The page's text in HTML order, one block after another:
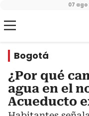
07 ago
Bogotá
¿Por qué
agua en el
Acueducto